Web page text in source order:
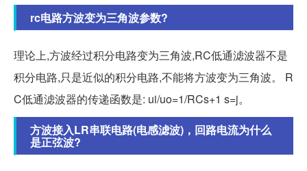
rc电路方波变为三角波参数?
理论上,方波经过积分电路变为三角波,RC低通滤波器不是
积分电路,只是近似的积分电路,不能将方波变为三角波。 R
C低通滤波器的传递函数是: ui/uo=1/RCs+1 s=j。
方波接入LR串联电路(电感滤波)，回路电流为什么
是正弦波?